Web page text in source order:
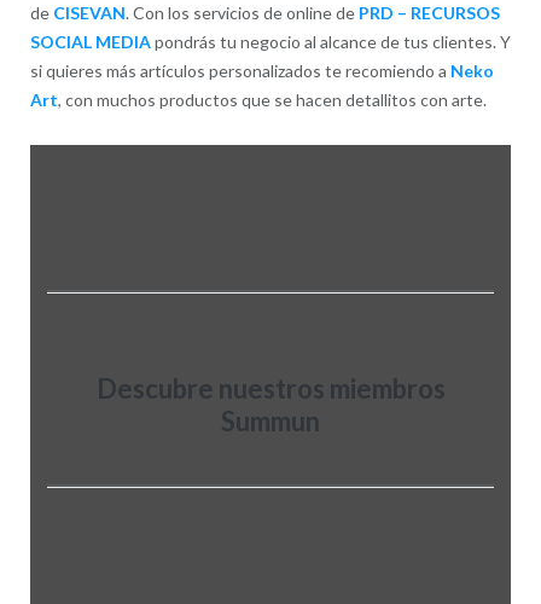
de CISEVAN. Con los servicios de online de PRD – RECURSOS
SOCIAL MEDIApondrás tu negocio al alcance de tus clientes. Y
si quieres más artículos personalizados te recomiendo a Neko
Art, con muchos productos que se hacen detallitos con arte.
Descubre nuestros miembros
Summun